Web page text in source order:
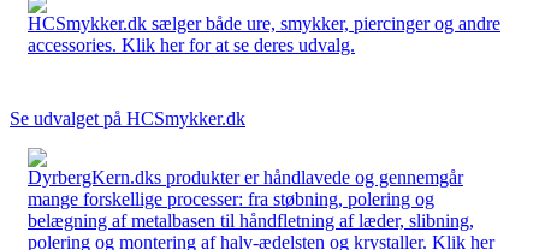
HCSmykker.dk sælger både ure, smykker, piercinger og andre
accessories. Klik her for at se deres udvalg.
Se udvalget på HCSmykker.dk
DyrbergKern.dks produkter er håndlavede og gennemgår
mange forskellige processer: fra støbning, polering og
belægning af metalbasen til håndfletning af læder, slibning,
polering og montering af halv-ædelsten og krystaller. Klik her